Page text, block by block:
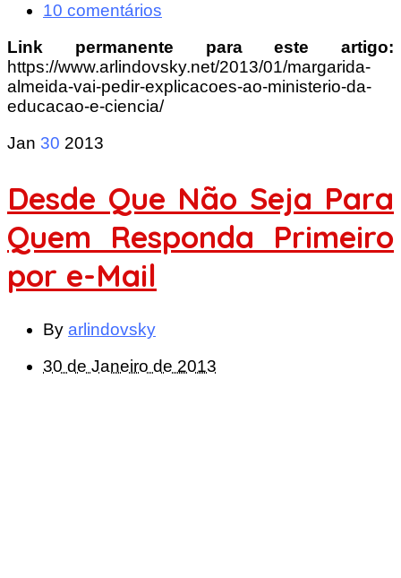
10 comentários
Link permanente para este artigo:
https://www.arlindovsky.net/2013/01/margarida-
almeida-vai-pedir-explicacoes-ao-ministerio-da-
educacao-e-ciencia/
Jan 30 2013
Desde Que Não Seja Para
Quem Responda Primeiro
por e-Mail
By arlindovsky
30 de Janeiro de 2013